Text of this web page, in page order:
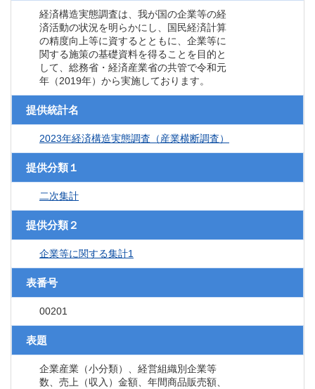
経済構造実態調査は、我が国の企業等の経
済活動の状況を明らかにし、国民経済計算
の精度向上等に資するとともに、企業等に
関する施策の基礎資料を得ることを目的と
して、総務省・経済産業省の共管で令和元
年（2019年）から実施しております。
提供統計名
2023年経済構造実態調査（産業横断調査）
提供分類１
二次集計
提供分類２
企業等に関する集計1
表番号
00201
表題
企業産業（小分類）、経営組織別企業等
数、売上（収入）金額、年間商品販売額、